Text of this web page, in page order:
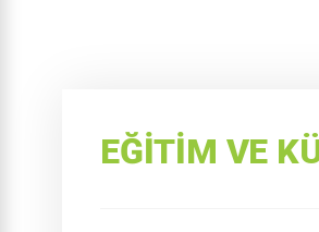
EĞITIM VE